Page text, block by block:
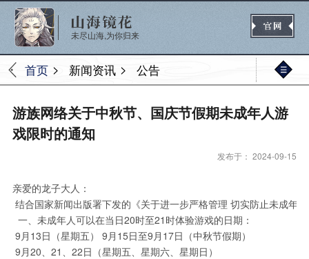
未尽山海,为你归来
首页 > 新闻资讯 > 公告
官网首页
媒体
热门 新手 进阶 玩法
游族网络关于中秋节、国庆节假期未成年人游
戏限时的通知
发布于： 2024-09-15
亲爱的龙子大人：
结合国家新闻出版署下发的《关于进一步严格管理 切实防止未成年
一、未成年人可以在当日20时至21时体验游戏的日期：
9月13日（星期五）
9月15日至9月17日（中秋节假期）
9月20、21、22日（星期五、星期六、星期日）